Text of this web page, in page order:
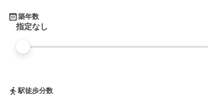
築年数
指定なし
駅徒歩分数